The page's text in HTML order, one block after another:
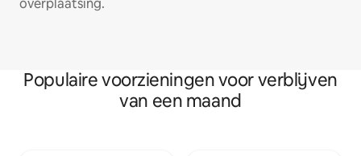
Populaire voorzieningen voor verblijven
van een maand